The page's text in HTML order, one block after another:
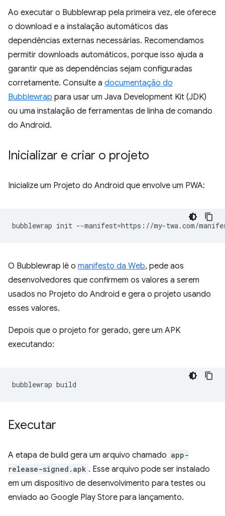
Ao executar o Bubblewrap pela primeira vez, ele oferece
o download e a instalação automáticos das
dependências externas necessárias. Recomendamos
permitir downloads automáticos, porque isso ajuda a
garantir que as dependências sejam configuradas
corretamente. Consulte a documentação do
Bubblewrap para usar um Java Development Kit (JDK)
ou uma instalação de ferramentas de linha de comando
do Android.
Inicializar e criar o projeto
Inicialize um Projeto do Android que envolve um PWA:
bubblewrap init --manifest=
O Bubblewrap lê o manifesto da Web, pede aos
desenvolvedores que confirmem os valores a serem
usados no Projeto do Android e gera o projeto usando
esses valores.
Depois que o projeto for gerado, gere um APK
executando:
bubblewrap
Executar
A etapa de build gera um arquivo chamado app-
release-signed.apk . Esse arquivo pode ser instalado
em um dispositivo de desenvolvimento para testes ou
enviado ao Google Play Store para lançamento.